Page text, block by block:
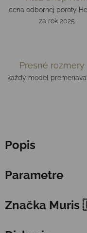
cena odbornej poroty
za rok 2025
Presné rozmery
každý model
Popis
Parametre
Značka